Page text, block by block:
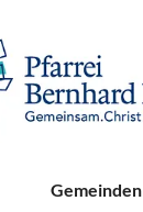
Gemeinden